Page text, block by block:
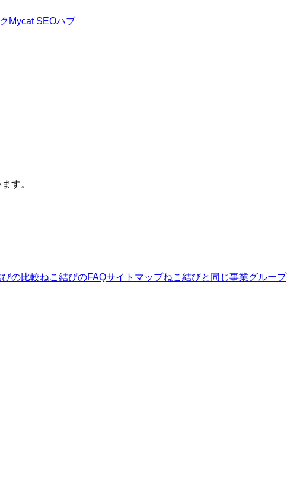
Mycat SEOハブ
す。
びの比較ねこ結びのFAQサイトマップねこ結びと同じ事業グループ